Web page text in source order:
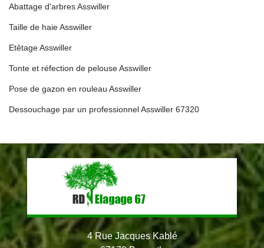
Abattage d'arbres Asswiller
Taille de haie Asswiller
Etêtage Asswiller
Tonte et réfection de pelouse Asswiller
Pose de gazon en rouleau Asswiller
Dessouchage par un professionnel Asswiller 67320
4 Rue Jacques Kablé